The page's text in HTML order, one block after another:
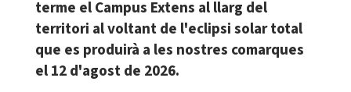
terme el Campus Extens al llarg del
territori al voltant de l'eclipsi solar total
que es produirà a les nostres comarques
el 12 d'agost de 2026.